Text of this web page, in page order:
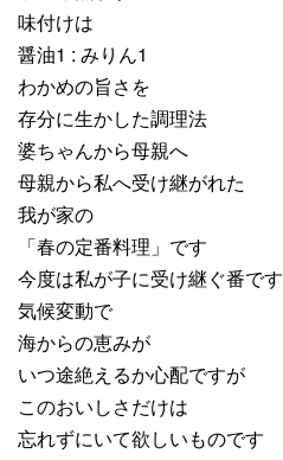
味付けは
醤油1 : みりん1
わかめの旨さを
存分に生かした調理法
婆ちゃんから母親へ
母親から私へ受け継がれた
我が家の
「春の定番料理」です
今度は私が子に受け継ぐ番です
気候変動で
海からの恵みが
いつ途絶えるか心配ですが
このおいしさだけは
忘れずにいて欲しいものです